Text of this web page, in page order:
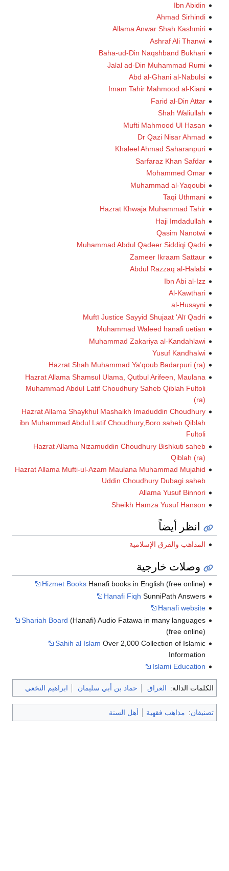
Ibn Abidin
Ahmad Sirhindi
Allama Anwar Shah Kashmiri
Ashraf Ali Thanwi
Baha-ud-Din Naqshband Bukhari
Jalal ad-Din Muhammad Rumi
Abd al-Ghani al-Nabulsi
Imam Tahir Mahmood al-Kiani
Farid al-Din Attar
Shah Waliullah
Mufti Mahmood Ul Hasan
Dr Qazi Nisar Ahmad
Khaleel Ahmad Saharanpuri
Sarfaraz Khan Safdar
Mohammed Omar
Muhammad al-Yaqoubi
Taqi Uthmani
Hazrat Khwaja Muhammad Tahir
Haji Imdadullah
Qasim Nanotwi
Muhammad Abdul Qadeer Siddiqi Qadri
Zameer Ikraam Sattaur
Abdul Razzaq al-Halabi
Ibn Abi al-Izz
Al-Kawthari
al-Husayni
Muftī Justice Sayyid Shujaat 'Alī Qadri
Muhammad Waleed hanafi uetian
Muhammad Zakariya al-Kandahlawi
Yusuf Kandhalwi
Hazrat Shah Muhammad Ya'qoub Badarpuri (ra)
Hazrat Allama Shamsul Ulama, Qutbul Arifeen, Maulana
Muhammad Abdul Latif Choudhury Saheb Qiblah Fultoli
(ra)
Hazrat Allama Shaykhul Mashaikh Imaduddin Choudhury
ibn Muhammad Abdul Latif Choudhury,Boro saheb Qiblah
Fultoli
Hazrat Allama Nizamuddin Choudhury Bishkuti saheb
Qiblah (ra)
Hazrat Allama Mufti-ul-Azam Maulana Muhammad Mujahid
Uddin Choudhury Dubagi saheb
Allama Yusuf Binnori
Sheikh Hamza Yusuf Hanson
انظر أيضاً
المذاهب والفرق الإسلامية
وصلات خارجية
Hizmet BooksHanafi books in English (free online)
Hanafi Fiqh SunniPath Answers
Hanafi website
Shariah Board (Hanafi) Audio Fatawa in many languages
(free online)
Sahih al Islam Over 2,000 Collection of Islamic
Information
Islami Education
الكلمات الدالة: العراق حماد بن أبي سليمان ابراهيم النخعي
تصنيفان: مذاهب فقهية أهل السنة